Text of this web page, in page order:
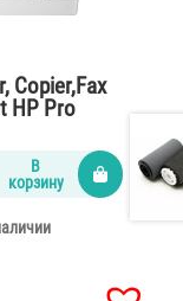
Copier,Fax
HP Pro
В
корзину